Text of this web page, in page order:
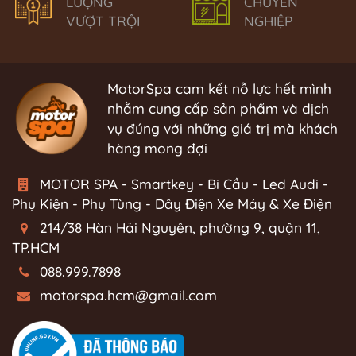
VƯỢT TRỘI
NGHIỆP
MotorSpa cam kết nỗ lực hết mình
nhằm cung cấp sản phẩm và dịch
vụ đúng với những giá trị mà khách
hàng mong đợi
MOTOR SPA - Smartkey - Bi Cầu - Led Audi -
Phụ Kiện - Phụ Tùng - Dây Điện Xe Máy & Xe Điện
214/38 Hàn Hải Nguyên, phường 9, quận 11,
TP.HCM
088.999.7898
motorspa.hcm@gmail.com